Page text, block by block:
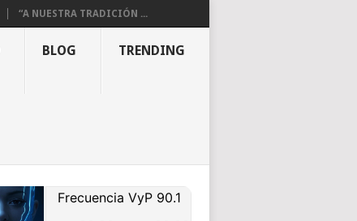
“A NUESTRA TRADICIÓN ...
BLOG TRENDING